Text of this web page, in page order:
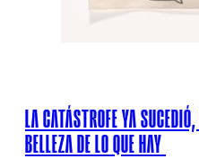
LA CATÁSTROFE YA
BELLEZA DE LO QUE HAY